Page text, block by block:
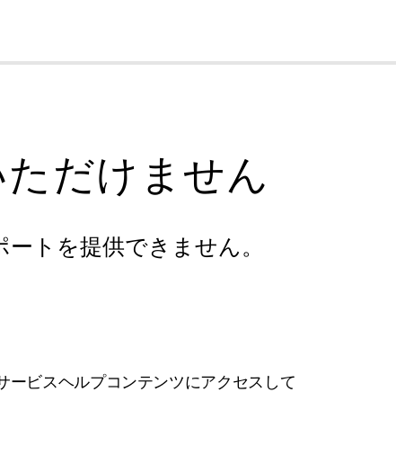
だけません
トを提供できません。
ービスヘルプコンテンツにアクセスして